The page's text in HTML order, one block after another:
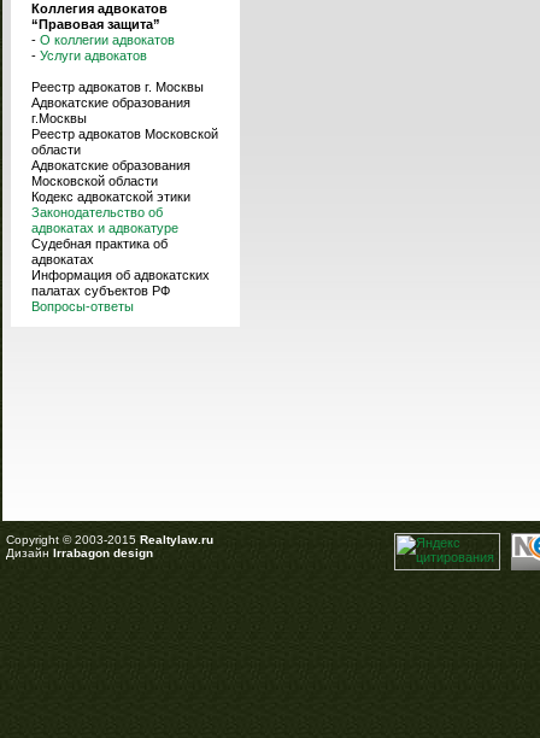
Коллегия адвокатов
“Правовая защита”
- О коллегии адвокатов
- Услуги адвокатов
Реестр адвокатов г. Москвы
Адвокатские образования
г.Москвы
Реестр адвокатов Московской
области
Адвокатские образования
Московской области
Кодекс адвокатской этики
Законодательство об
адвокатах и адвокатуре
Судебная практика об
адвокатах
Информация об адвокатских
палатах субъектов РФ
Вопросы-ответы
Copyright © 2003-2015 Realtylaw.ru
Дизайн Irrabagon design